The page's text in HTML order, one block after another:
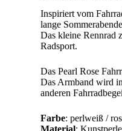
Inspiriert vom
lange
Das kleine Rennrad
Radsport.
Das Pearl Rose
Das Armband wird
anderen
Farbe: perlweiß /
Material: